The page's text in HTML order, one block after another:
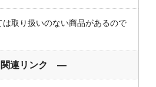
取り扱いのない商品があるので
連リンク ―